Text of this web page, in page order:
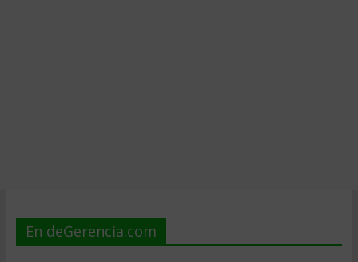
En deGerencia.com